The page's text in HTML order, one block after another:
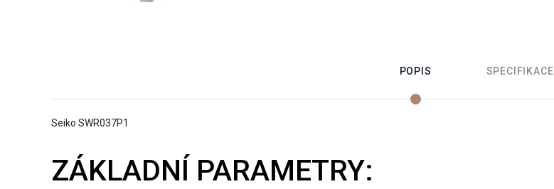
POPIS SPECIFIKACE
Seiko SWR037P1
ZÁKLADNÍ PARAMETRY: